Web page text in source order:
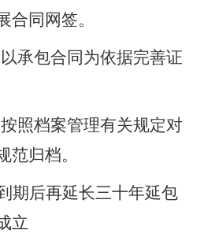
合同网签。
承包合同为依据完善证
照档案管理有关规定对
范归档。
期后再延长三十年延包
立